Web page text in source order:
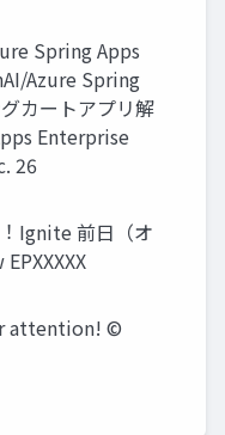
Spring Apps
Azure Spring
カートアプリ解
Enterprise
26
Ignite 前⽇（オ
attention! ©